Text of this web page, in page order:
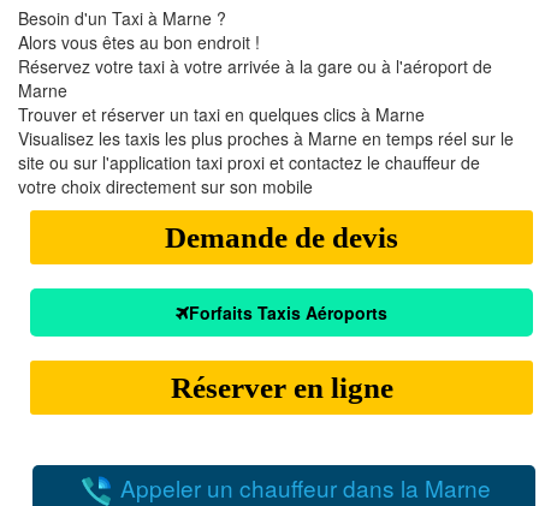
Besoin d'un Taxi à Marne ?
Alors vous êtes au bon endroit !
Réservez votre taxi à votre arrivée à la gare ou à l'aéroport de
Marne
Trouver et réserver un taxi en quelques clics à Marne
Visualisez les taxis les plus proches à Marne en temps réel sur le
site ou sur l'application taxi proxi et contactez le chauffeur de
votre choix directement sur son mobile
Demande de devis
Forfaits Taxis Aéroports
Réserver en ligne
Appeler un chauffeur dans la Marne